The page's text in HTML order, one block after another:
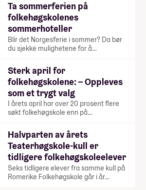
Ta sommerferien på
folkehøgskolenes
sommerhoteller
Blir det Norgesferie i sommer? Da bør
du sjekke mulighetene for å…
Sterk april for
folkehøgskolene: – Oppleves
som et trygt valg
I årets april har over 20 prosent flere
søkt folkehøgskole enn på…
Halvparten av årets
Teaterhøgskole-kull er
tidligere folkehøgskoleelever
Seks tidligere elever fra samme kull på
Romerike Folkehøgskole går i år…